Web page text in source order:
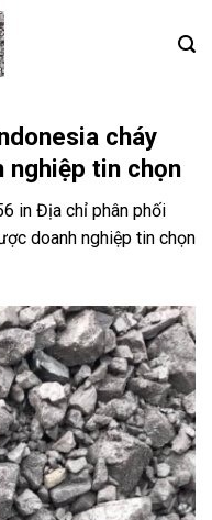
cháy
nghiệp tin chọn
in Địa chỉ phân phối
doanh nghiệp tin chọn